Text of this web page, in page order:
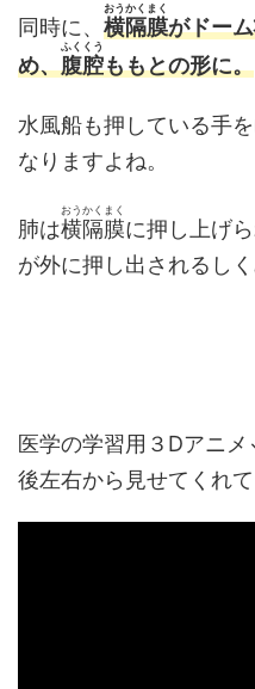
同時に、 横隔膜
おうかくまく
がドー
め、腹腔
ふくくう
ももとの形に。
水風船も押している手
なりますよね。
肺は横隔膜
おうかくまく
に押し上げ
が外に押し出されるしく
医学の学習用３Dアニ
後左右から見せてくれて